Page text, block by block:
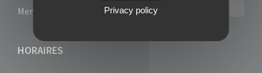
Mentions légales Politique de confidentialité
HORAIRES
Privacy policy